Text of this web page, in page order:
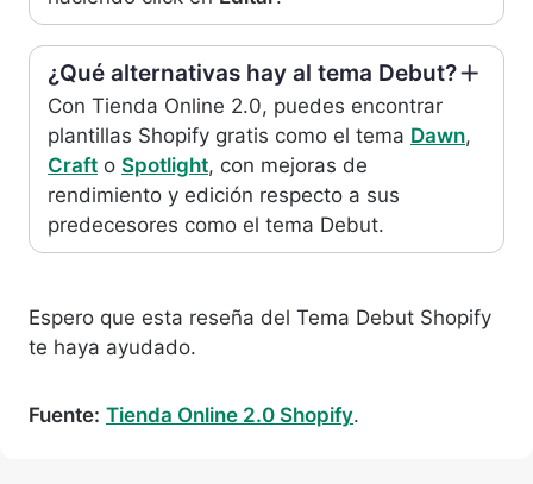
¿Qué alternativas hay al tema Debut?
Con Tienda Online 2.0, puedes encontrar
plantillas Shopify gratis como el tema Dawn,
Craft o Spotlight, con mejoras de
rendimiento y edición respecto a sus
predecesores como el tema Debut.
Espero que esta reseña del Tema Debut Shopify
te haya ayudado.
Fuente: Tienda Online 2.0 Shopify.